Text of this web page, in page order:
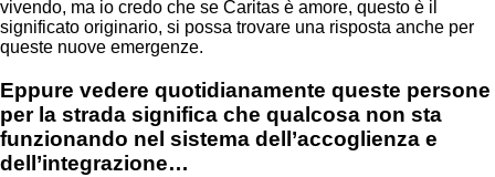
vivendo, ma io credo che se Caritas è amore, questo è il
significato originario, si possa trovare una risposta anche per
queste nuove emergenze.
Eppure vedere quotidianamente queste persone
per la strada significa che qualcosa non sta
funzionando nel sistema dell’accoglienza e
dell’integrazione…